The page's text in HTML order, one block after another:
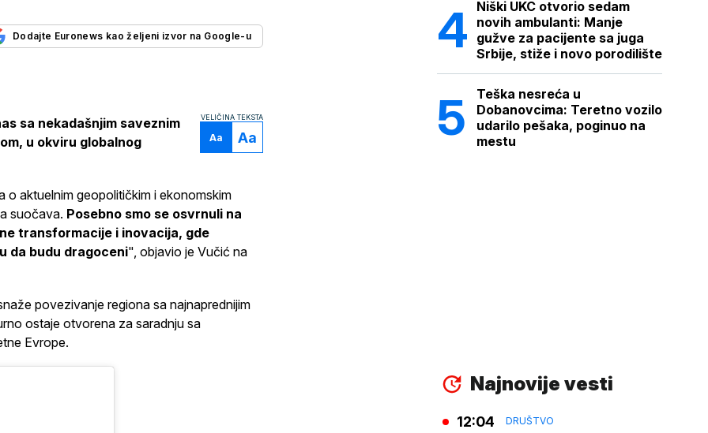
Dodajte Euronews kao željeni izvor na Google-u
VELIČINA TEKSTA
Aa Aa
sa nekadašnjim saveznim
u okviru globalnog
o aktuelnim geopolitičkim i ekonomskim
suočava. Posebno smo se osvrnuli na
transformacije i inovacija, gde
da budu dragoceni", objavio je Vučić na
povezivanje regiona sa najnaprednijim
ostaje otvorena za saradnju sa
Evrope.
Niški UKC otvorio sedam
novih ambulanti: Manje
gužve za pacijente sa juga
Srbije, stiže i novo porodilište
Teška nesreća u
Dobanovcima: Teretno vozilo
udarilo pešaka, poginuo na
mestu
Najnovije vesti
DRUŠTVO
12:04